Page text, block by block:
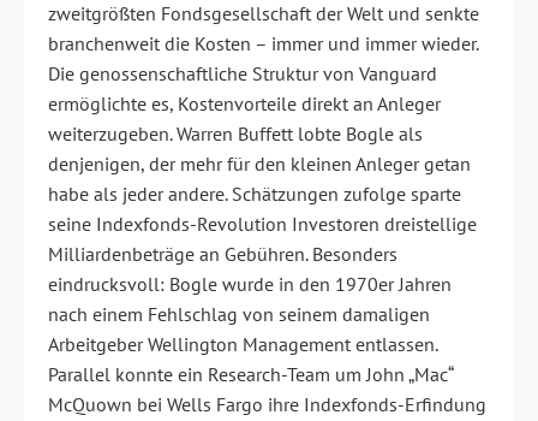
zweitgrößten Fondsgesellschaft der Welt und senkte
branchenweit die Kosten – immer und immer wieder.
Die genossenschaftliche Struktur von Vanguard
ermöglichte es, Kostenvorteile direkt an Anleger
weiterzugeben. Warren Buffett lobte Bogle als
denjenigen, der mehr für den kleinen Anleger getan
habe als jeder andere. Schätzungen zufolge sparte
seine Indexfonds-Revolution Investoren dreistellige
Milliardenbeträge an Gebühren. Besonders
eindrucksvoll: Bogle wurde in den 1970er Jahren
nach einem Fehlschlag von seinem damaligen
Arbeitgeber Wellington Management entlassen.
Parallel konnte ein Research-Team um John „Mac“
McQuown bei Wells Fargo ihre Indexfonds-Erfindung